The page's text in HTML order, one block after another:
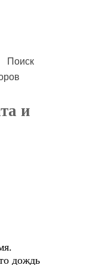
Поиск
и
дождь